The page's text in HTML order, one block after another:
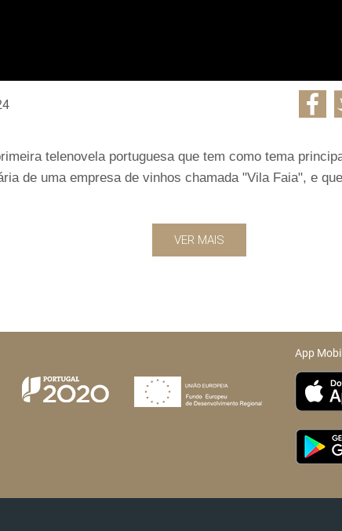
telenovela portuguesa que tem como tema
de uma empresa de vinhos chamada "Vila Faia", e
VER MAIS
App